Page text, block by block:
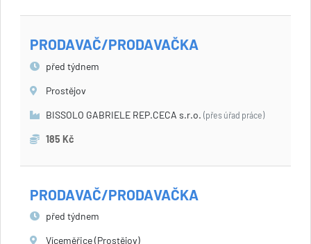
PRODAVAČ/PRODAVAČKA
před týdnem
Prostějov
BISSOLO GABRIELE REP.CECA s.r.o. (přes úřad práce)
185 Kč
PRODAVAČ/PRODAVAČKA
před týdnem
Víceměřice (Prostějov)